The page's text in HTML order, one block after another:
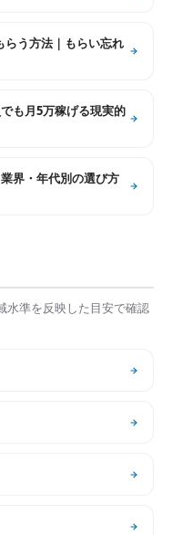
らう方法｜もらい忘れ
も月5万稼げる現実的
界・年代別の選び方
水準を反映した目安で確認